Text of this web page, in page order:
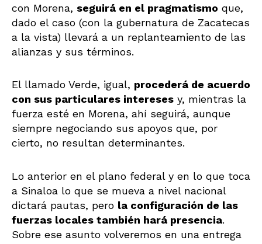
con Morena, seguirá en el pragmatismo que,
dado el caso (con la gubernatura de Zacatecas
a la vista) llevará a un replanteamiento de las
alianzas y sus términos.
El llamado Verde, igual, procederá de acuerdo
con sus particulares intereses y, mientras la
fuerza esté en Morena, ahí seguirá, aunque
siempre negociando sus apoyos que, por
cierto, no resultan determinantes.
Lo anterior en el plano federal y en lo que toca
a Sinaloa lo que se mueva a nivel nacional
dictará pautas, pero la configuración de las
fuerzas locales también hará presencia.
Sobre ese asunto volveremos en una entrega